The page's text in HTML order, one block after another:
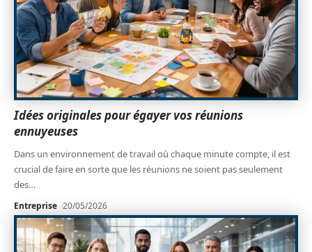
Idées originales pour égayer vos réunions
ennuyeuses
Dans un environnement de travail où chaque minute compte, il est
crucial de faire en sorte que les réunions ne soient pas seulement
des…
Entreprise 20/05/2026